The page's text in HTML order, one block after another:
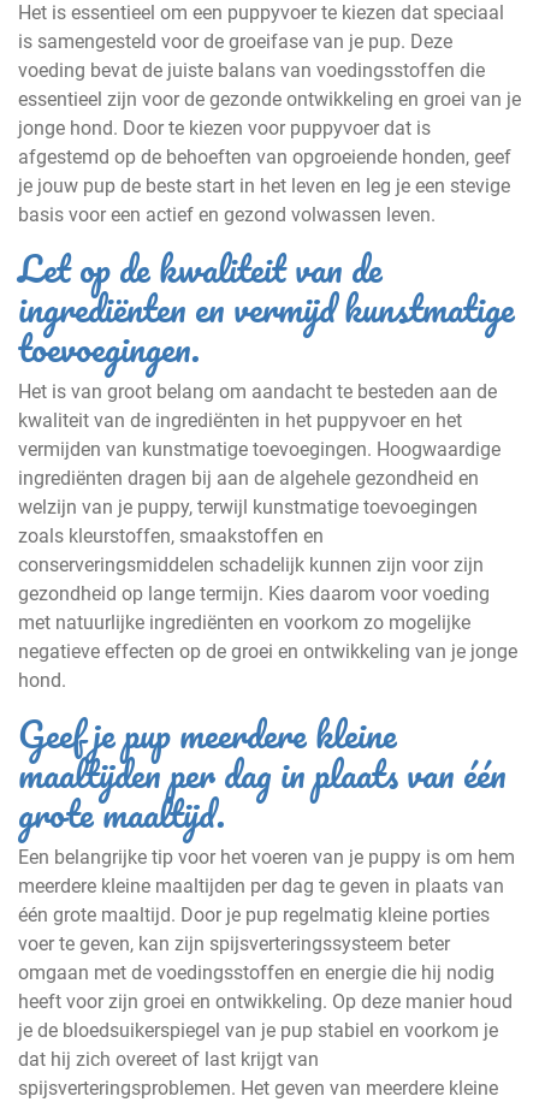
Het is essentieel om een puppyvoer te kiezen dat speciaal
is samengesteld voor de groeifase van je pup. Deze
voeding bevat de juiste balans van voedingsstoffen die
essentieel zijn voor de gezonde ontwikkeling en groei van je
jonge hond. Door te kiezen voor puppyvoer dat is
afgestemd op de behoeften van opgroeiende honden, geef
je jouw pup de beste start in het leven en leg je een stevige
basis voor een actief en gezond volwassen leven.
Let op de kwaliteit van de
ingrediënten en vermijd kunstmatige
toevoegingen.
Het is van groot belang om aandacht te besteden aan de
kwaliteit van de ingrediënten in het puppyvoer en het
vermijden van kunstmatige toevoegingen. Hoogwaardige
ingrediënten dragen bij aan de algehele gezondheid en
welzijn van je puppy, terwijl kunstmatige toevoegingen
zoals kleurstoffen, smaakstoffen en
conserveringsmiddelen schadelijk kunnen zijn voor zijn
gezondheid op lange termijn. Kies daarom voor voeding
met natuurlijke ingrediënten en voorkom zo mogelijke
negatieve effecten op de groei en ontwikkeling van je jonge
hond.
Geef je pup meerdere kleine
maaltijden per dag in plaats van één
grote maaltijd.
Een belangrijke tip voor het voeren van je puppy is om hem
meerdere kleine maaltijden per dag te geven in plaats van
één grote maaltijd. Door je pup regelmatig kleine porties
voer te geven, kan zijn spijsverteringssysteem beter
omgaan met de voedingsstoffen en energie die hij nodig
heeft voor zijn groei en ontwikkeling. Op deze manier houd
je de bloedsuikerspiegel van je pup stabiel en voorkom je
dat hij zich overeet of last krijgt van
spijsverteringsproblemen. Het geven van meerdere kleine